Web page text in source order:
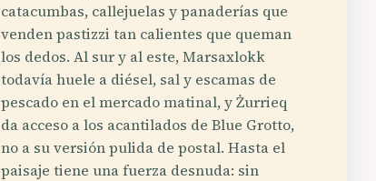
catacumbas, callejuelas y panaderías que
venden pastizzi tan calientes que queman
los dedos. Al sur y al este, Marsaxlokk
todavía huele a diésel, sal y escamas de
pescado en el mercado matinal, y Żurrieq
da acceso a los acantilados de Blue Grotto,
no a su versión pulida de postal. Hasta el
paisaje tiene una fuerza desnuda: sin